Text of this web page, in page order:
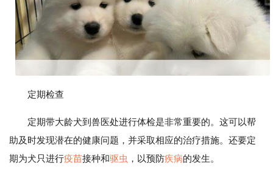
定期检查
定期带大龄犬到兽医处进行体检是非常重要的。这可以帮
助及时发现潜在的健康问题，并采取相应的治疗措施。还要定
期为犬只进行疫苗接种和驱虫 ，以预防疾病的发生。